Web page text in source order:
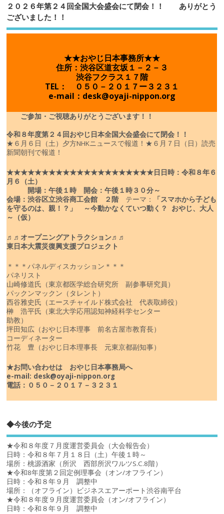
２０２６年第２４回全国大会盛会にて閉会！！ ありがとう
ございました！！
★★おやじ日本事務所★★
住所：渋谷区道玄坂１－２－３
渋谷フクラス１７階
TEL： ０５０－２０１７ー３２３１
e-mail：desk@oyaji-nippon.org
ご参加・ご視聴ありがとうございます！！
令和８年度第２４回おやじ日本全国大会盛会にて閉会！！
★６月６日（土）夕方NHKニュースで報道！ ★６月７日（日）読売
新聞朝刊で報道！
★★★★★★★★★★★★★★★★★★★★★日 日時：令和８年６
月６（土）
開場：午後１時 開会：午後１時３０分～
会場：渋谷区立渋谷商工会館 ２階 テーマ：
「スマホから子ども
を守るのは、親！？」
～今動かなくていつ動く？ おやじ、大人
～（仮）
♬♬オープニングアトラクション♬♬
東日本大震災復興支援プロジェクト
＊＊＊パネルディスカッション＊＊＊
パネリスト
山崎修道氏（東京都医学総合研究所 副参事研究員）
パックンマックン（タレント）
西谷雅史氏（エースチャイルド株式会社 代表取締役）
榊 浩平氏（東北大学応用認知神経科学センター
助教）
坪田知広（おやじ日本理事 前名古屋市教育長）
コーディネーター
竹花 豊（おやじ日本理事長 元東京都副知事）
★お問い合わせは おやじ日本事務局へ
e-mail: desk@oyaji-nippon.org
電話：０５０－２０１７－３２３１
◆今後の予定
★令和８年度７月度運営委員会（大会報告会）
日時：令和８年７月１８日（土）午後１時～
場所：桃源酒家（所沢 西部所沢ワルツS.C.8階）
★令和8年度第２回定例理事会（オン/オフライン）
日時：令和８年９月 調整中
場所：（オフライン）ビジネスエアーポート渋谷南平台
★令和８年度９月度運営委員会（オン/オフライン）
日時：令和８年９月 調整中